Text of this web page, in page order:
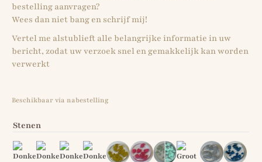
bestelling aanvragen?
Wees dan niet bang en schrijf mij!
Vertel me alstublieft alle belangrijke informatie in uw
bericht, zodat uw verzoek snel en gemakkelijk kan worden
verwerkt
Beschikbaar via nabestelling
Stenen